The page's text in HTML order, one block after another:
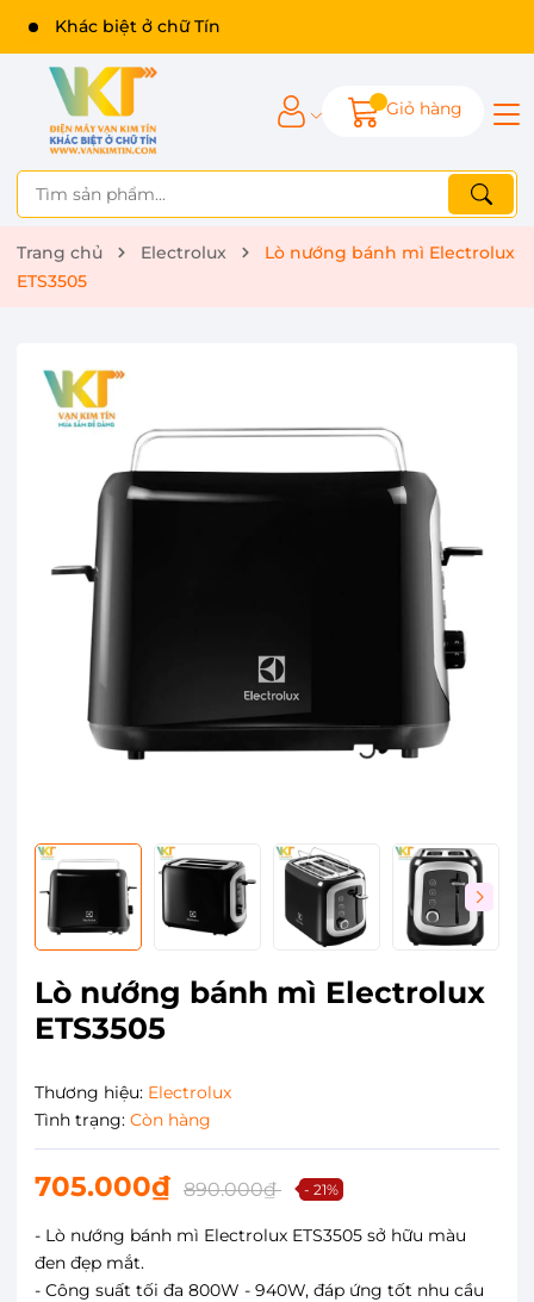
Giỏ hàng
Trang chủ Electrolux
Lò nướng bánh mì Electrolux
ETS3505
Lò nướng bánh mì Electrolux
ETS3505
Thương hiệu: Electrolux
Tình trạng: Còn hàng
705.000₫ 890.000₫ - 21%
- Lò nướng bánh mì Electrolux ETS3505 sở hữu màu
đen đẹp mắt.
- Công suất tối đa 800W - 940W, đáp ứng tốt nhu cầu